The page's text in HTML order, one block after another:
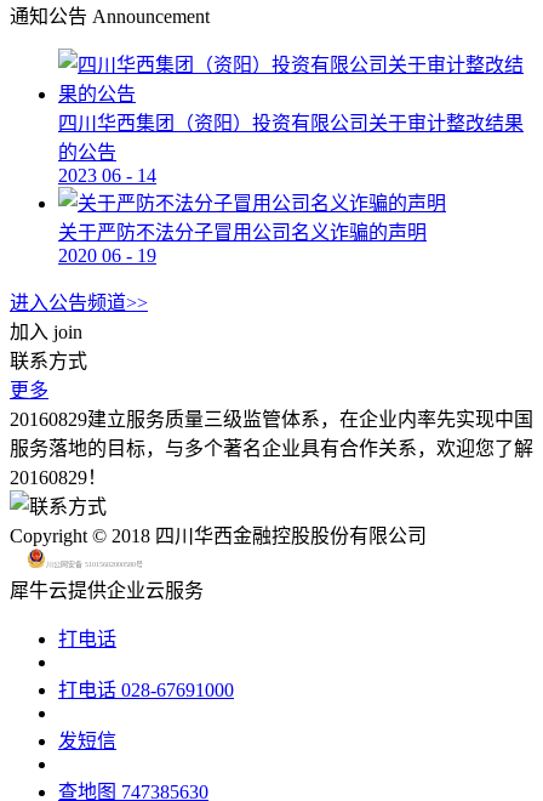
通知公告 Announcement
四川华西集团（资阳）投资有限公司关于审计整改结果
的公告
2023 06 - 14
关于严防不法分子冒用公司名义诈骗的声明
2020 06 - 19
进入公告频道>>
加入 join
联系方式
更多
20160829建立服务质量三级监管体系，在企业内率先实现中国
服务落地的目标，与多个著名企业具有合作关系，欢迎您了解
20160829！
Copyright © 2018 四川华西金融控股股份有限公司
川公网安备 51015602000580号
犀牛云提供企业云服务
打电话
打电话 028-67691000
发短信
查地图 747385630